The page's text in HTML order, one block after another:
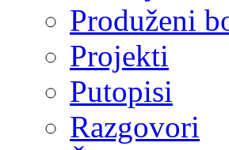
Produženi
Projekti
Putopisi
Razgovori